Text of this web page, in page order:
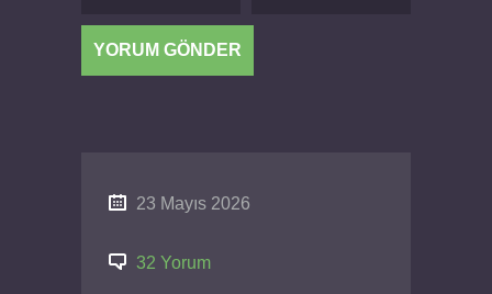
23 Mayıs 2026
32 Yorum